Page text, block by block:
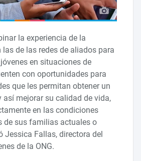
la experiencia de la
de las redes de aliados para
en situaciones de
con oportunidades para
que les permitan obtener un
así mejorar su calidad de vida,
en las condiciones
de sus familias actuales o
Jessica Fallas, directora del
de la ONG.